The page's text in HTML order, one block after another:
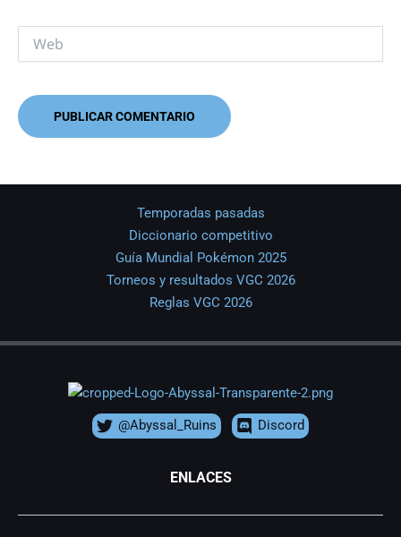
Temporadas pasadas
Diccionario competitivo
Guía Mundial Pokémon 2025
Torneos y resultados VGC 2026
Reglas VGC 2026
@Abyssal_Ruins Discord
ENLACES